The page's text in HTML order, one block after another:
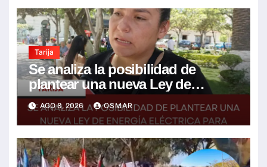
Tarija
Se analiza la posibilidad de
plantear una nueva Ley de
energía eléctrica para incluir la
tarifa solidaria
AGO 8, 2026 OSMAR